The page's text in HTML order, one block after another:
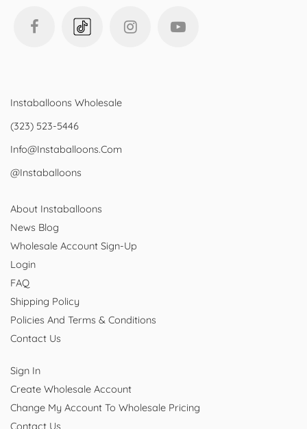
Instaballoons Wholesale
(323) 523-5446
Info@instaballoons.com
@instaballoons
About Instaballoons
News Blog
Wholesale Account Sign-Up
Login
FAQ
Shipping Policy
Policies And Terms & Conditions
Contact Us
Sign In
Create Wholesale Account
Change My Account To Wholesale Pricing
Contact Us